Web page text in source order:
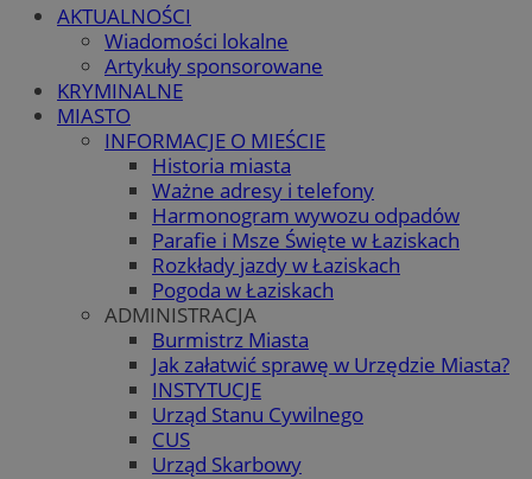
AKTUALNOŚCI
Wiadomości lokalne
Artykuły sponsorowane
KRYMINALNE
MIASTO
INFORMACJE O MIEŚCIE
Historia miasta
Ważne adresy i telefony
Harmonogram wywozu odpadów
Parafie i Msze Święte w Łaziskach
Rozkłady jazdy w Łaziskach
Pogoda w Łaziskach
ADMINISTRACJA
Burmistrz Miasta
Jak załatwić sprawę w Urzędzie Miasta?
INSTYTUCJE
Urząd Stanu Cywilnego
CUS
Urząd Skarbowy